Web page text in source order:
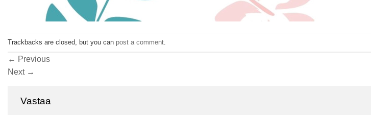
Trackbacks are closed, but you can post a comment
← Previous
Next →
Vastaa